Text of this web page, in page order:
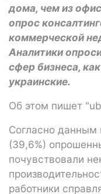
дома, чем из
опрос
коммерческой
Аналитики
сфер бизнеса,
украинские.
Об этом пишет
Согласно данным
(39,6%)
почувствовали
работники